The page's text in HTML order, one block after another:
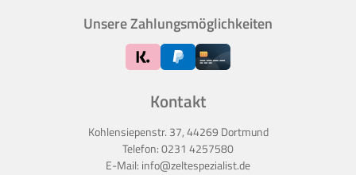
Kontakt
Kohlensiepenstr. 37, 44269 Dortmund
Telefon:0231 4257580
E-Mail: info@zeltespezialist.de
Unsere Zahlungsmöglichkeiten